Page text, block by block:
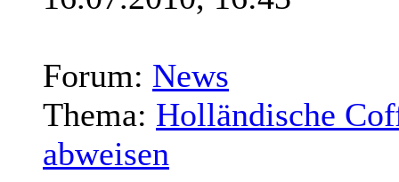
Forum: News
Thema: Holländische
abweisen